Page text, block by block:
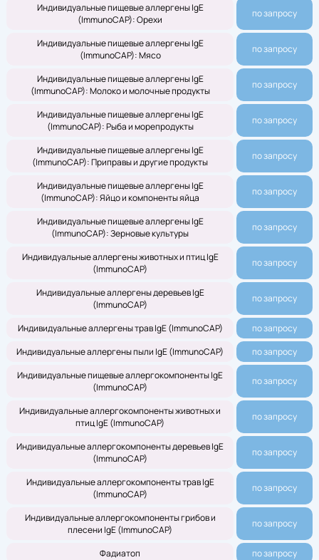
Индивидуальные пищевые аллергены IgE
(ImmunoCAP): Орехи
по запросу
Индивидуальные пищевые аллергены IgE
(ImmunoCAP): Мясо
по запросу
Индивидуальные пищевые аллергены IgE
(ImmunoCAP): Молоко и молочные продукты
по запросу
Индивидуальные пищевые аллергены IgE
(ImmunoCAP): Рыба и морепродукты
по запросу
Индивидуальные пищевые аллергены IgE
(ImmunoCAP): Приправы и другие продукты
по запросу
Индивидуальные пищевые аллергены IgE
(ImmunoCAP): Яйцо и компоненты яйца
по запросу
Индивидуальные пищевые аллергены IgE
(ImmunoCAP): Зерновые культуры
по запросу
Индивидуальные аллергены животных и птиц IgE
(ImmunoCAP)
по запросу
Индивидуальные аллергены деревьев IgE
(ImmunoCAP)
по запросу
Индивидуальные аллергены трав IgE (ImmunoCAP)
по запросу
Индивидуальные аллергены пыли IgE (ImmunoCAP)
по запросу
Индивидуальные пищевые аллергокомпоненты IgE
(ImmunoCAP)
по запросу
Индивидуальные аллергокомпоненты животных и
птиц IgE (ImmunoCAP)
по запросу
Индивидуальные аллергокомпоненты деревьев IgE
(ImmunoCAP)
по запросу
Индивидуальные аллергокомпоненты трав IgE
(ImmunoCAP)
по запросу
Индивидуальные аллергокомпоненты грибов и
плесени IgE (ImmunoCAP)
по запросу
Фадиатоп
по запросу